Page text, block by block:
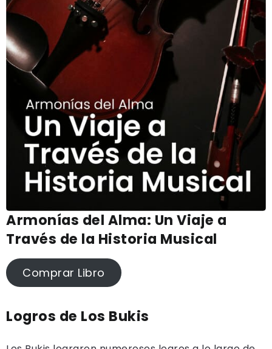
Armonías del Alma: Un Viaje a
Través de la Historia Musical
Comprar Libro
Logros de Los Bukis